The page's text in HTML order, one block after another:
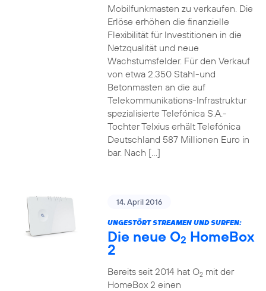
Mobilfunkmasten zu verkaufen. Die
Erlöse erhöhen die finanzielle
Flexibilität für Investitionen in die
Netzqualität und neue
Wachstumsfelder. Für den Verkauf
von etwa 2.350 Stahl-und
Betonmasten an die auf
Telekommunikations-Infrastruktur
spezialisierte Telefónica S.A.-
Tochter Telxius erhält Telefónica
Deutschland 587 Millionen Euro in
bar. Nach […]
14. April 2016
UNGESTÖRT STREAMEN UND SURFEN:
Die neue O2 HomeBox
2
Bereits seit 2014 hat O2mit der
HomeBox 2 einen